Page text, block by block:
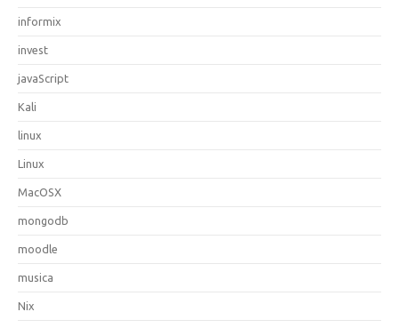
informix
invest
javaScript
Kali
linux
Linux
MacOSX
mongodb
moodle
musica
Nix